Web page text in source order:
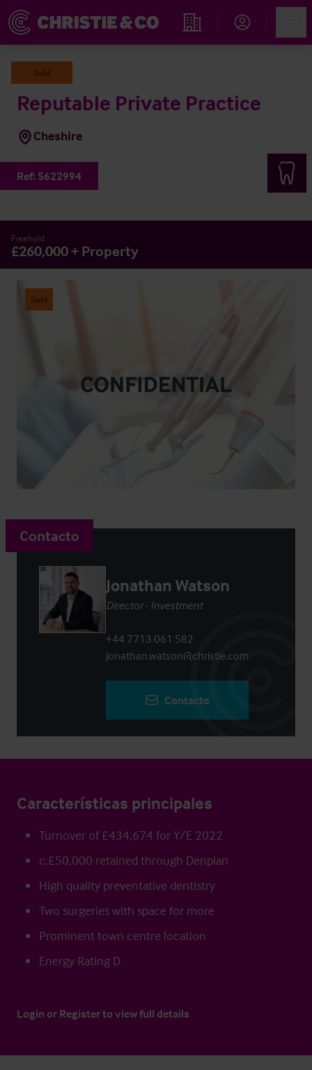
Propiedades
Sold
Reputable Private Practice
Cheshire
Ref: 5622994
Freehold
£260,000 + Property
Sold
Contacto
Jonathan Watson
Director - Investment
+44 7713 061 582
jonathan.watson@christie.com
Contacto
Características principales
Turnover of £434,674 for Y/E 2022
c.£50,000 retained through Denplan
High quality preventative dentistry
Two surgeries with space for more
Prominent town centre location
Energy Rating D
Login or Registerto view full details